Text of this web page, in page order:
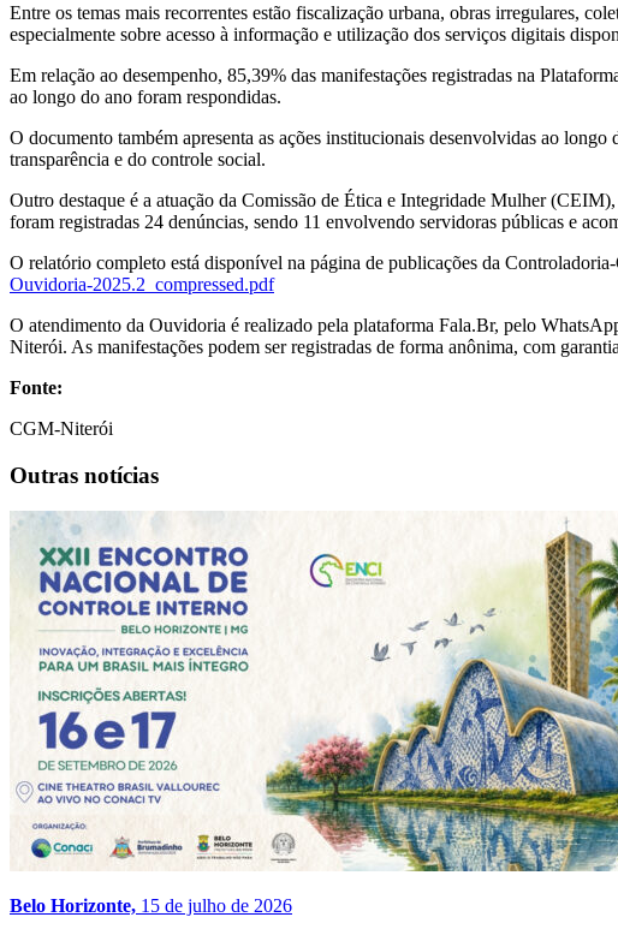
Entre os temas mais recorrentes estão fiscalização urbana, obras irregulares,
especialmente sobre acesso à informação e utilização dos serviços digitais
Em relação ao desempenho, 85,39% das manifestações registradas na
ao longo do ano foram respondidas.
O documento também apresenta as ações institucionais desenvolvidas ao
transparência e do controle social.
Outro destaque é a atuação da Comissão de Ética e Integridade Mulher
foram registradas 24 denúncias, sendo 11 envolvendo servidoras públicas e
O relatório completo está disponível na página de publicações da
Ouvidoria-2025.2_compressed.pdf
O atendimento da Ouvidoria é realizado pela plataforma Fala.Br, pelo
Niterói. As manifestações podem ser registradas de forma anônima, com
Fonte:
CGM-Niterói
Outras notícias
Belo Horizonte, 15 de julho de 2026